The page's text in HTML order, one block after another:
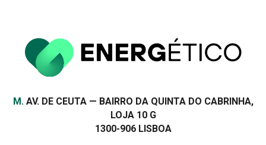
Morada
M.AV. DE CEUTA — BAIRRO DA QUINTA DO CABRINHA,
LOJA 10 G
1300-906 LISBOA